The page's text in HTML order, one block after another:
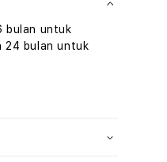
bulan untuk
24 bulan untuk